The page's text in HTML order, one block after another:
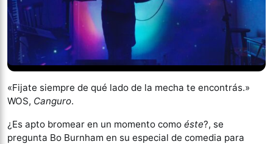
«Fijate siempre de qué lado de la mecha te encontrás.»
WOS, Canguro.
¿Es apto bromear en un momento como éste?, se
pregunta Bo Burnham en su especial de comedia para